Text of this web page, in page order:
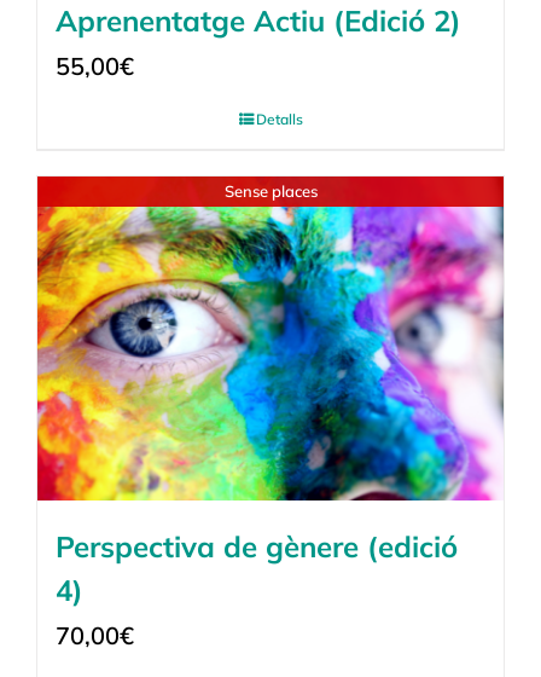
Aprenentatge Actiu (Edició 2)
55,00€
Detalls
Sense places
Perspectiva de gènere (edició
4)
70,00€